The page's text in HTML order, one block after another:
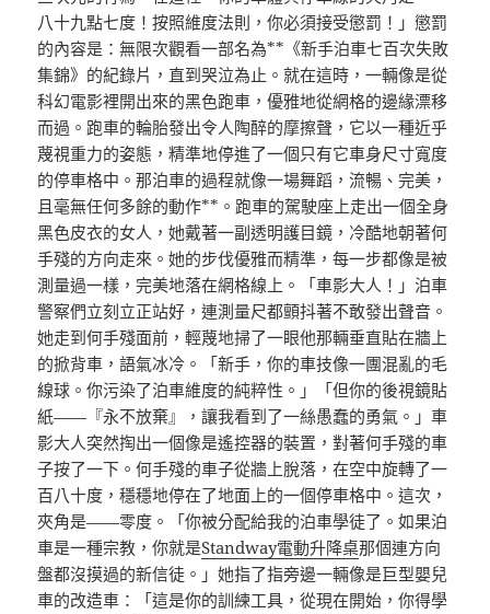
八十九點七度！按照維度法則，你必須接受懲罰！」懲罰
的內容是：無限次觀看一部名為**《新手泊車七百次失敗
集錦》的紀錄片，直到哭泣為止。就在這時，一輛像是從
科幻電影裡開出來的黑色跑車，優雅地從網格的邊緣漂移
而過。跑車的輪胎發出令人陶醉的摩擦聲，它以一種近乎
蔑視重力的姿態，精準地停進了一個只有它車身尺寸寬度
的停車格中。那泊車的過程就像一場舞蹈，流暢、完美，
且毫無任何多餘的動作**。跑車的駕駛座上走出一個全身
黑色皮衣的女人，她戴著一副透明護目鏡，冷酷地朝著何
手殘的方向走來。她的步伐優雅而精準，每一步都像是被
測量過一樣，完美地落在網格線上。「車影大人！」泊車
警察們立刻立正站好，連測量尺都顫抖著不敢發出聲音。
她走到何手殘面前，輕蔑地掃了一眼他那輛垂直貼在牆上
的掀背車，語氣冰冷。「新手，你的車技像一團混亂的毛
線球。你污染了泊車維度的純粹性。」「但你的後視鏡貼
紙——『永不放棄』，讓我看到了一絲愚蠢的勇氣。」車
影大人突然掏出一個像是遙控器的裝置，對著何手殘的車
子按了一下。何手殘的車子從牆上脫落，在空中旋轉了一
百八十度，穩穩地停在了地面上的一個停車格中。這次，
夾角是——零度。「你被分配給我的泊車學徒了。如果泊
車是一種宗教，你就是Standway電動升降桌那個連方向
盤都沒摸過的新信徒。」她指了指旁邊一輛像是巨型嬰兒
車的改造車：「這是你的訓練工具，從現在開始，你得學